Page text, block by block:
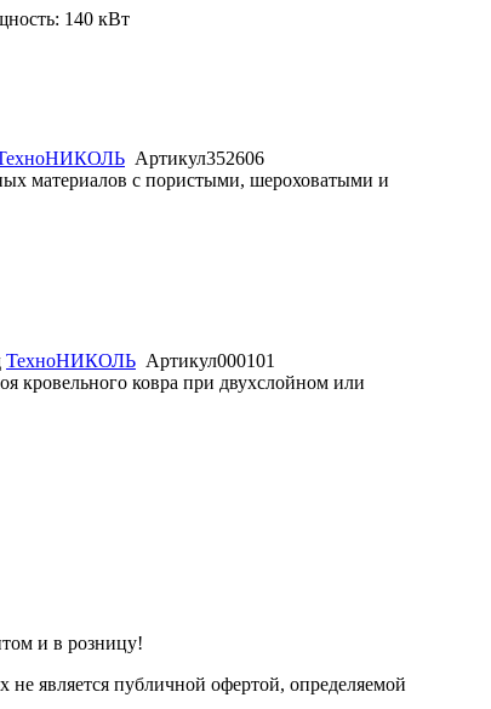
140 кВт
Артикул352606
материалов с пористыми, шероховатыми и
ТехноНИКОЛЬ Артикул000101
кровельного ковра при двухслойном или
и в розницу!
является публичной офертой, определяемой